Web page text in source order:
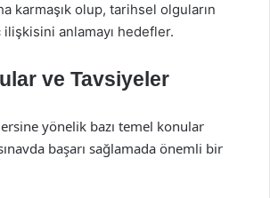
karmaşık olup, tarihsel olguların
anlamayı hedefler.
ve Tavsiyeler
yönelik bazı temel konular
başarı sağlamada önemli bir